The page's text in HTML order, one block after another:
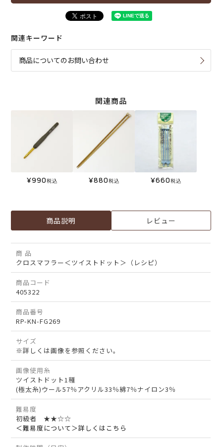
関連キーワード
商品についてのお問い合わせ
関連商品
¥990税込 ¥880税込 ¥660税込
商品説明 レビュー
商 品
クロスマフラー＜ツイストドット＞（レシピ）
商品コード
405322
商品番号
RP-KN-FG269
サイズ
※詳しくは画像を参照ください。
画像使用糸
ツイストドット1種
(極太糸)ウール57％アクリル33％綿7％ナイロン3％
難易度
初級者 ★★☆☆
＜難易度について＞詳しくはこちら